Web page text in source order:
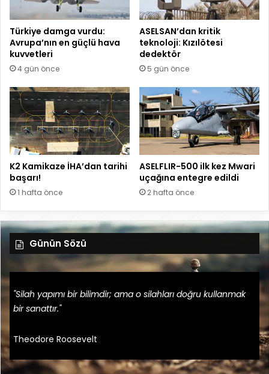
Türkiye damga vurdu:
Avrupa’nın en güçlü hava
kuvvetleri
4 gün önce
ASELSAN’dan kritik
teknoloji: Kızılötesi
dedektör
5 gün önce
K2 Kamikaze İHA’dan tarihi
başarı!
1 hafta önce
ASELFLIR-500 ilk kez Mwari
uçağına entegre edildi
2 hafta önce
Günün Sözü
"Silah yapımı bir bilimdir; ama o silahları doğru kullanmak
bir sanattır."
Theodore Roosevelt